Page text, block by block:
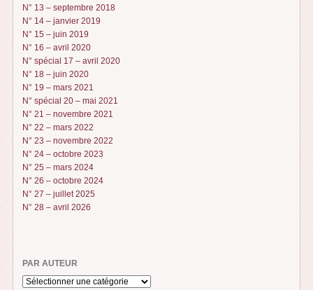
N° 13 – septembre 2018
N° 14 – janvier 2019
N° 15 – juin 2019
N° 16 – avril 2020
N° spécial 17 – avril 2020
N° 18 – juin 2020
N° 19 – mars 2021
N° spécial 20 – mai 2021
N° 21 – novembre 2021
N° 22 – mars 2022
N° 23 – novembre 2022
N° 24 – octobre 2023
N° 25 – mars 2024
N° 26 – octobre 2024
N° 27 – juillet 2025
N° 28 – avril 2026
PAR AUTEUR